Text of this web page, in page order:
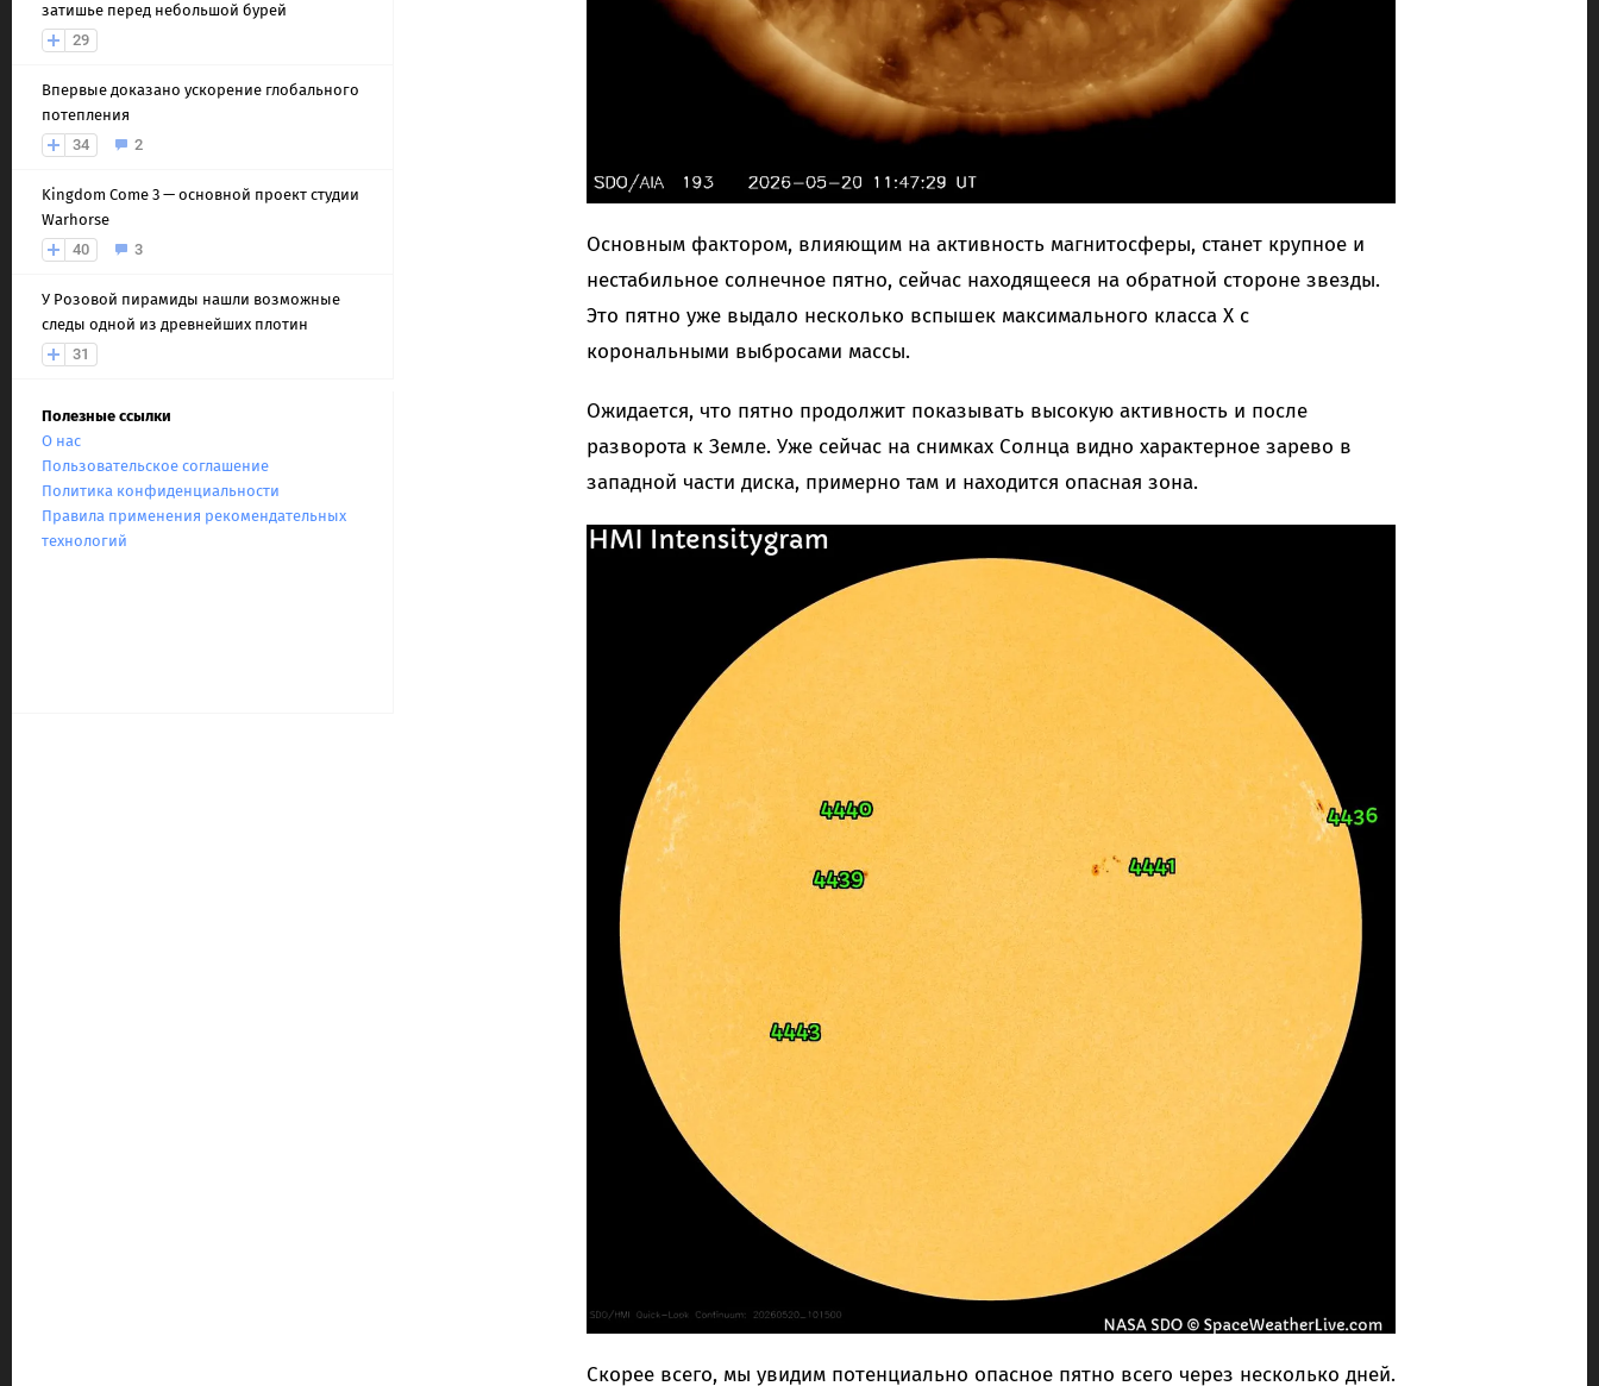
затишье перед небольшой бурей
29
Впервые доказано ускорение глобального
потепления
34
2
Kingdom Come 3 — основной проект студии
Warhorse
40
3
У Розовой пирамиды нашли возможные
следы одной из древнейших плотин
31
Полезные ссылки
О нас
Пользовательское соглашение
Политика конфиденциальности
Правила применения рекомендательных
технологий
Основным фактором, влияющим на активность магнитосферы, станет крупное и
нестабильное солнечное пятно, сейчас находящееся на обратной стороне звезды.
Это пятно уже выдало несколько вспышек максимального класса X с
корональными выбросами массы.
Ожидается, что пятно продолжит показывать высокую активность и после
разворота к Земле. Уже сейчас на снимках Солнца видно характерное зарево в
западной части диска, примерно там и находится опасная зона.
Скорее всего, мы увидим потенциально опасное пятно всего через несколько дней.